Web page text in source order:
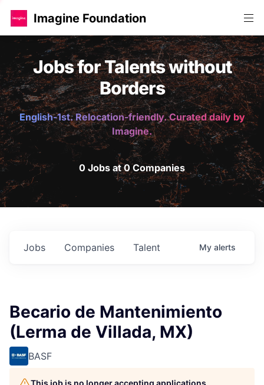
Imagine Foundation
Jobs for Talents without
Borders
English-1st. Relocation-friendly. Curated daily by
Imagine.
0 Jobs at 0 Companies
Jobs Companies Talent My alerts
Becario de Mantenimiento
(Lerma de Villada, MX)
BASF
This job is no longer accepting applications